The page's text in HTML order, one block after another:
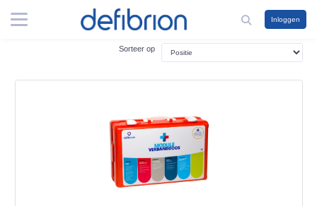
Inloggen
Sorteer op